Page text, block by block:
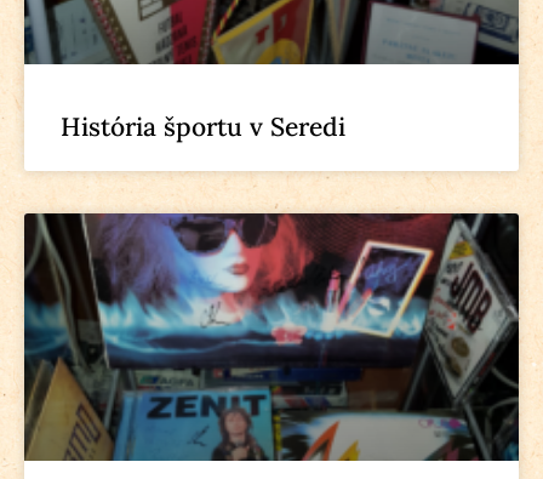
História športu v Seredi